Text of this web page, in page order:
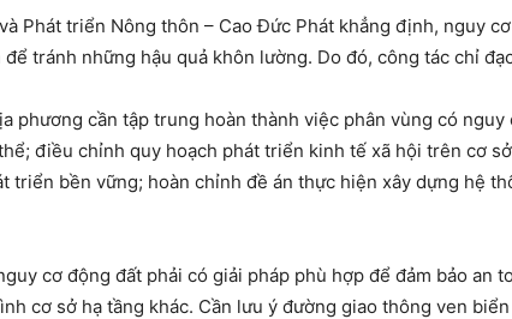
Phát triển Nông thôn – Cao Đức Phát khẳng định, nguy
tránh những hậu quả khôn lường. Do đó, công tác chỉ
phương cần tập trung hoàn thành việc phân vùng có
điều chỉnh quy hoạch phát triển kinh tế xã hội trên cơ
triển bền vững; hoàn chỉnh đề án thực hiện xây dựng hệ
cơ động đất phải có giải pháp phù hợp để đảm bảo an
cơ sở hạ tầng khác. Cần lưu ý đường giao thông ven